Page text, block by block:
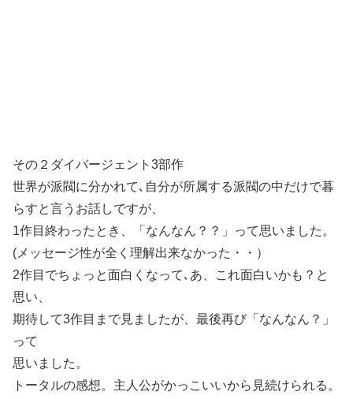
その２ダイバージェント3部作
世界が派閥に分かれて､自分が所属する派閥の中だけで暮
らすと言うお話しですが、
1作目終わったとき、「なんなん？？」って思いました。
(メッセージ性が全く理解出来なかった・・）
2作目でちょっと面白くなって､あ、これ面白いかも？と
思い、
期待して3作目まで見ましたが、最後再び「なんなん？」
って
思いました。
トータルの感想。主人公がかっこいいから見続けられる。